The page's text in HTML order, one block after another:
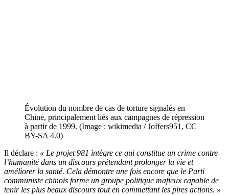
Évolution du nombre de cas de torture signalés en
Chine, principalement liés aux campagnes de répression
à partir de 1999. (Image : wikimedia / Joffers951, CC
BY-SA 4.0)
Il déclare : « Le projet 981 intègre ce qui constitue un crime contre
l’humanité dans un discours prétendant prolonger la vie et
améliorer la santé. Cela démontre une fois encore que le Parti
communiste chinois forme un groupe politique mafieux capable de
tenir les plus beaux discours tout en commettant les pires actions. »